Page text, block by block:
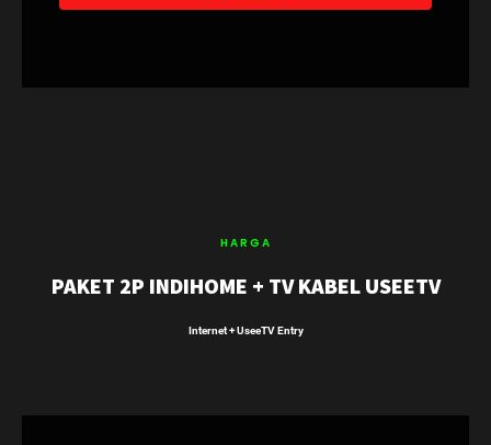
HARGA
PAKET 2P INDIHOME + TV KABEL USEETV
Internet + UseeTV Entry